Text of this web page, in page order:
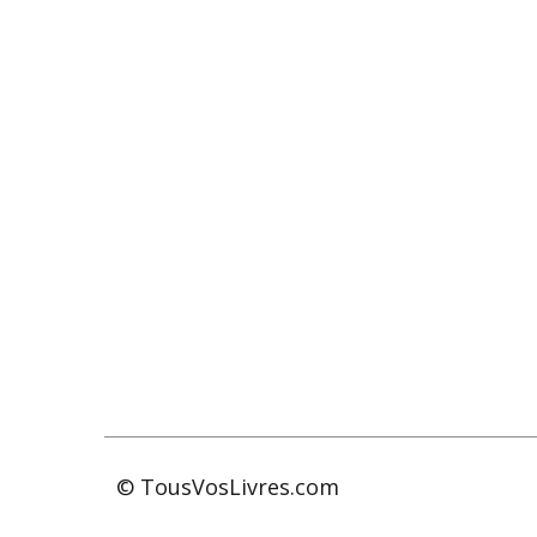
© TousVosLivres.com